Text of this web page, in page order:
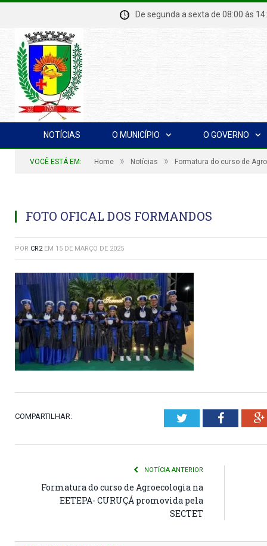
De segunda a sexta de 08:00
NOTÍCIAS O MUNICÍPIO O GOVERNO
VOCÊ ESTÁ EM: Home » Notícias » Formatura do curso de
FOTO OFICAL DOS FORMANDOS
POR CR2 EM 15 DE MARÇO DE 2025
COMPARTILHAR: Twitter
NOTÍCIA ANTERIOR
Formatura do curso de Agroecologia na
EETEPA- CURUÇÁ promovida pela
SECTET